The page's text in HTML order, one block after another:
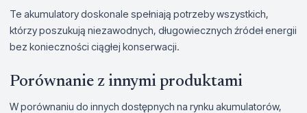
Te akumulatory doskonale spełniają potrzeby wszystkich,
którzy poszukują niezawodnych, długowiecznych źródeł energii
bez konieczności ciągłej konserwacji.
Porównanie z innymi produktami
W porównaniu do innych dostępnych na rynku akumulatorów,